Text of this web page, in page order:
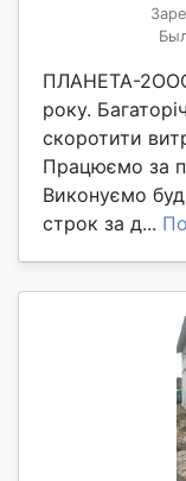
ПЛАНЕТА-2ООО
року.
скоротити
Працюємо за
Виконуємо
строк за д...